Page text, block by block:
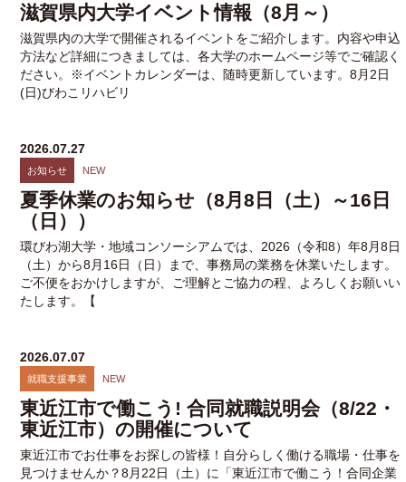
滋賀県内大学イベント情報（8月～）
滋賀県内の大学で開催されるイベントをご紹介します。内容や申込
方法など詳細につきましては、各大学のホームページ等でご確認く
ださい。※イベントカレンダーは、随時更新しています。8月2日
(日)びわこリハビリ
2026.07.27
お知らせ NEW
夏季休業のお知らせ（8月8日（土）～16日
（日））
環びわ湖大学・地域コンソーシアムでは、2026（令和8）年8月8日
（土）から8月16日（日）まで、事務局の業務を休業いたします。
ご不便をおかけしますが、ご理解とご協力の程、よろしくお願いい
たします。【
2026.07.07
就職支援事業 NEW
東近江市で働こう! 合同就職説明会（8/22・
東近江市）の開催について
東近江市でお仕事をお探しの皆様！自分らしく働ける職場・仕事を
見つけませんか？8月22日（土）に「東近江市で働こう！合同企業